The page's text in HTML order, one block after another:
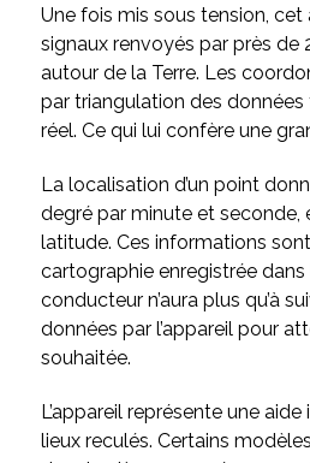
Une fois mis sous tension,
signaux renvoyés par près de
autour de la Terre. Les
par triangulation des
réel. Ce qui lui confère une
La localisation d’un point
degré par minute et seconde,
latitude. Ces informations
cartographie enregistrée dans
conducteur n’aura plus qu’à
données par l’appareil pour
souhaitée.
L’appareil représente une
lieux reculés. Certains